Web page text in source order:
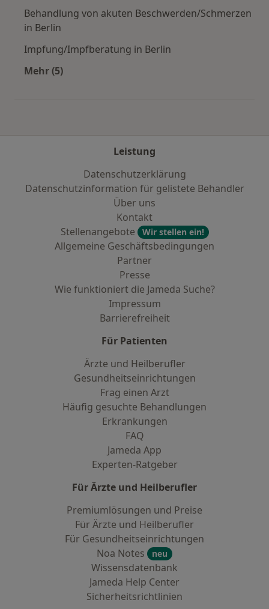
Behandlung von akuten Beschwerden/Schmerzen
in Berlin
Impfung/Impfberatung in Berlin
Mehr (5)
Leistung
Datenschutzerklärung
Datenschutzinformation für gelistete Behandler
Über uns
Kontakt
Stellenangebote
Wir stellen ein!
Allgemeine Geschäftsbedingungen
Partner
Presse
Wie funktioniert die Jameda Suche?
Impressum
Barrierefreiheit
Für Patienten
Ärzte und Heilberufler
Gesundheitseinrichtungen
Frag einen Arzt
Häufig gesuchte Behandlungen
Erkrankungen
FAQ
Jameda App
Experten-Ratgeber
Für Ärzte und Heilberufler
Premiumlösungen und Preise
Für Ärzte und Heilberufler
Für Gesundheitseinrichtungen
Noa Notes
neu
Wissensdatenbank
Jameda Help Center
Sicherheitsrichtlinien